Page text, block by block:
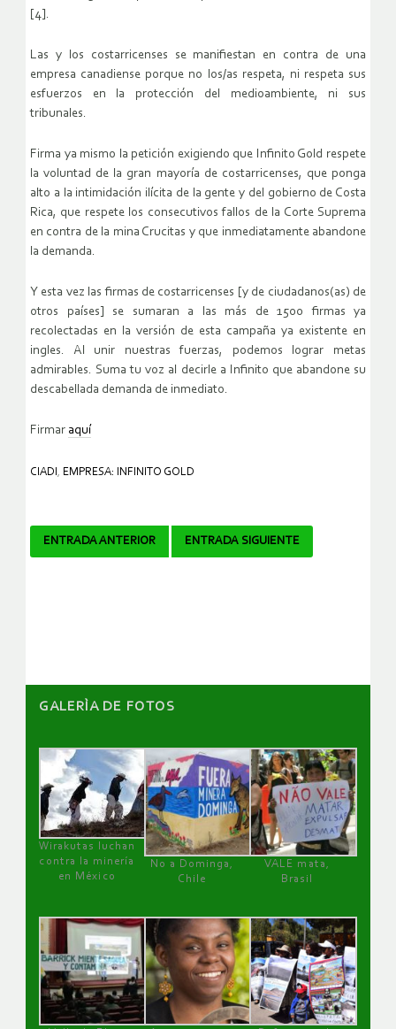
[4].
Las y los costarricenses se manifiestan en contra de una
empresa canadiense porque no los/as respeta, ni respeta sus
esfuerzos en la protección del medioambiente, ni sus
tribunales.
Firma ya mismo la petición exigiendo que Infinito Gold respete
la voluntad de la gran mayoría de costarricenses, que ponga
alto a la intimidación ilícita de la gente y del gobierno de Costa
Rica, que respete los consecutivos fallos de la Corte Suprema
en contra de la mina Crucitas y que inmediatamente abandone
la demanda.
Y esta vez las firmas de costarricenses [y de ciudadanos(as) de
otros países] se sumaran a las más de 1500 firmas ya
recolectadas en la versión de esta campaña ya existente en
ingles. Al unir nuestras fuerzas, podemos lograr metas
admirables. Suma tu voz al decirle a Infinito que abandone su
descabellada demanda de inmediato.
Firmar aquí
CIADI , EMPRESA: INFINITO GOLD
Navegador
ENTRADA ANTERIOR ENTRADA SIGUIENTE
GALERÌA DE FOTOS
Wirakutas luchan
contra la minería
en México
No a Dominga,
Chile
VALE mata,
Brasil